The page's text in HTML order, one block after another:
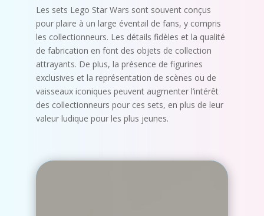
Les sets Lego Star Wars sont souvent conçus
pour plaire à un large éventail de fans, y compris
les collectionneurs. Les détails fidèles et la qualité
de fabrication en font des objets de collection
attrayants. De plus, la présence de figurines
exclusives et la représentation de scènes ou de
vaisseaux iconiques peuvent augmenter l’intérêt
des collectionneurs pour ces sets, en plus de leur
valeur ludique pour les plus jeunes.